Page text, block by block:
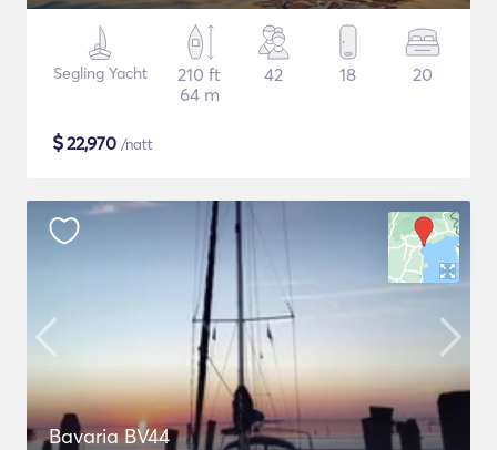
Segling Yacht
210 ft
64 m
42 18 20
$22,970 /natt
Bavaria BV44